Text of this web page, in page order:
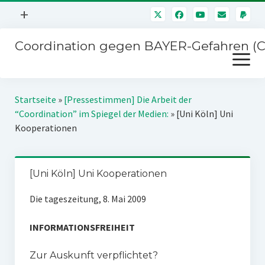
Menü
+
Mitmachen
Über uns
Kontakt
Impressum
Störfälle
Coordination gegen BAYER-Gefahren
Menü
öffnen
Kampagnen
Jahrestagung
SPENDEN
Startseite » [Pressestimmen] Die Arbeit der
“Coordination” im Spiegel der Medien: » [Uni Köln] Uni
Kooperationen
[Uni Köln] Uni Kooperationen
Die tageszeitung, 8. Mai 2009
INFORMATIONSFREIHEIT
Zur Auskunft verpflichtet?